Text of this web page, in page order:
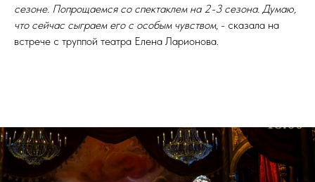
сезоне. Попрощаемся со спектаклем на 2-3 сезона. Думаю,
что сейчас сыграем его с особым чувством, - сказала на
встрече с труппой театра Елена Ларионова.